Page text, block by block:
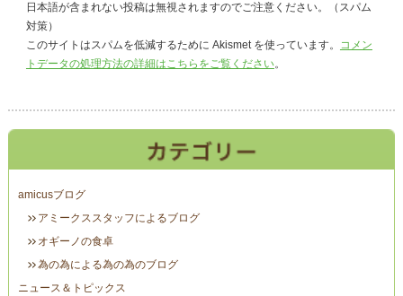
日本語が含まれない投稿は無視されますのでご注意ください。（スパム
対策）
このサイトはスパムを低減するために Akismet を使っています。 コメン
トデータの処理方法の詳細はこちらをご覧ください。
amicusブログ
アミークススタッフによるブログ
オギーノの食卓
為の為による為の為のブログ
ニュース＆トピックス